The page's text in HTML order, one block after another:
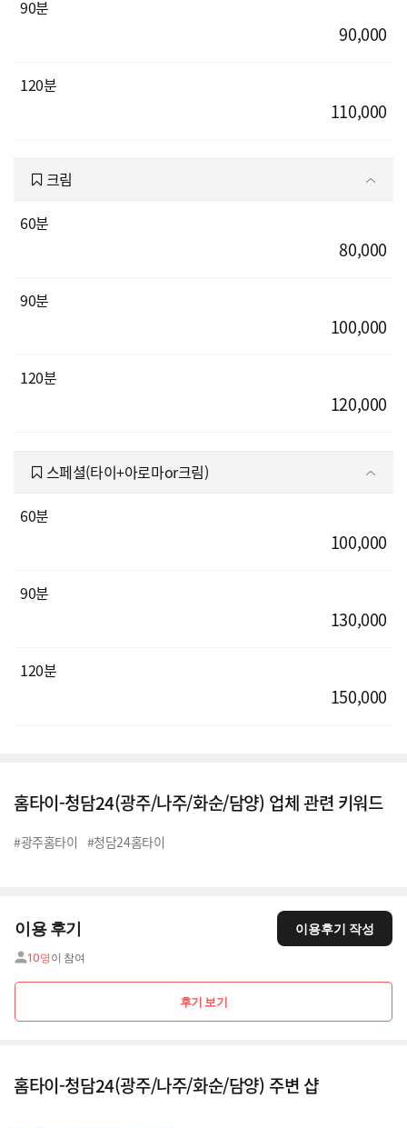
90분
90,000
120분
110,000
크림
60분
80,000
90분
100,000
120분
120,000
스페셜(타이+아로마or크림)
60분
100,000
90분
130,000
120분
150,000
홈타이-청담24(광주/나주/화순/담양) 업체 관련 키워드
#광주홈타이 #청담24홈타이
이용 후기 이용후기 작성
10명 이 참여
후기 보기
홈타이-청담24(광주/나주/화순/담양) 주변 샵